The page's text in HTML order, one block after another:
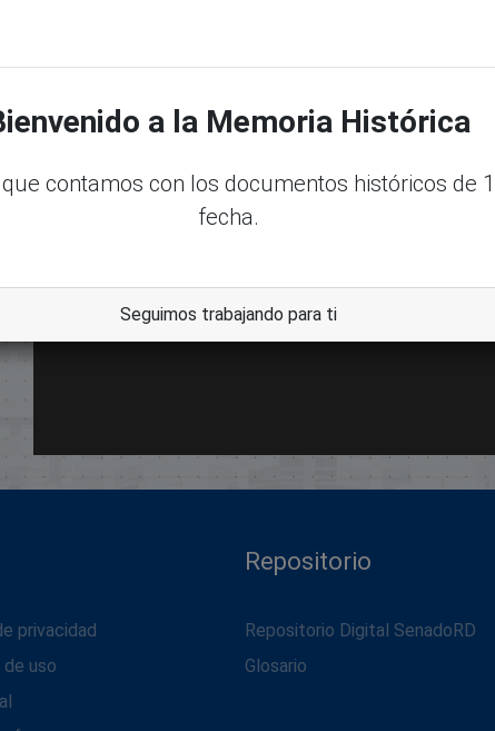
privacidad
de uso
Repositorio
Repositorio Digital SenadoRD
Glosario
a la Memoria Histórica
contamos con los documentos históricos de
fecha.
Seguimos trabajando para ti